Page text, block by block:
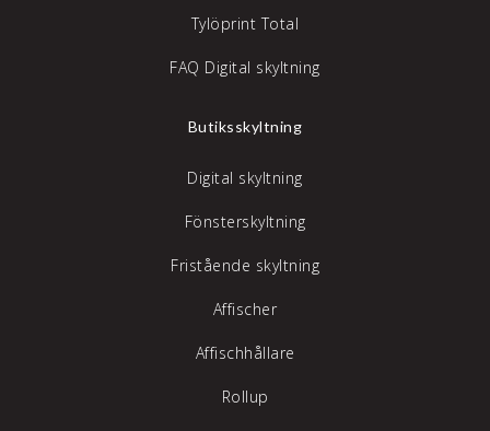
Tylöprint Total
FAQ Digital skyltning
Butiksskyltning
Digital skyltning
Fönsterskyltning
Fristående skyltning
Affischer
Affischhållare
Rollup